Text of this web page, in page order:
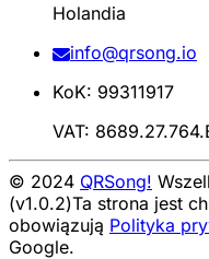
Holandia
info@qrsong.io
KoK: 99311917
VAT:
© 2024 QRSong!
(v1.0.2)Ta strona jest
obowiązują Polityka
Google.